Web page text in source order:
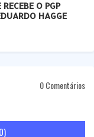
O PGP
HAGGE
0 Comentários